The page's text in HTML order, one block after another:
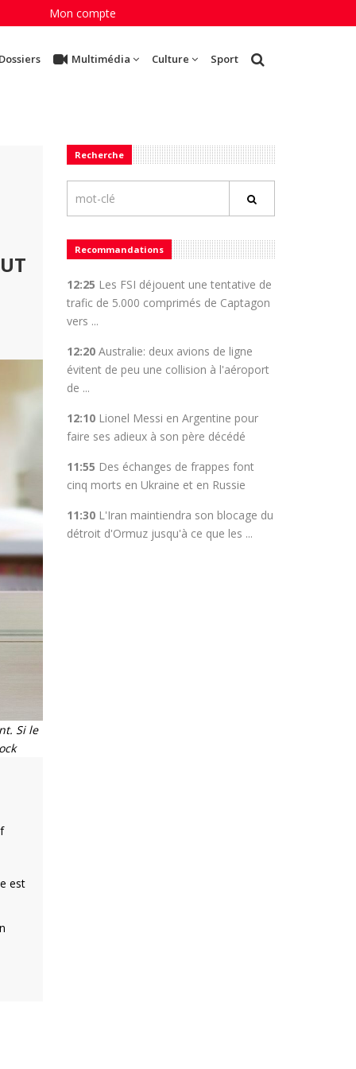
Mon compte
Multimédia Culture Sport
Si le
est
Recherche
Recommandations
12:25 Les FSI déjouent une tentative de
trafic de 5.000 comprimés de Captagon
vers ...
12:20Australie: deux avions de ligne
évitent de peu une collision à l'aéroport
de ...
12:10Lionel Messi en Argentine pour
faire ses adieux à son père décédé
11:55 Des échanges de frappes font
cinq morts en Ukraine et en Russie
11:30L'Iran maintiendra son blocage du
détroit d'Ormuz jusqu'à ce que les ...